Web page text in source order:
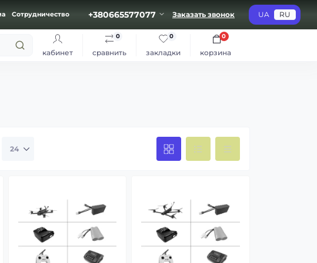
Сотрудничество +380665577077 Заказать звонок UA RU
кабинет
сравнить
0
закладки
0
корзина
0